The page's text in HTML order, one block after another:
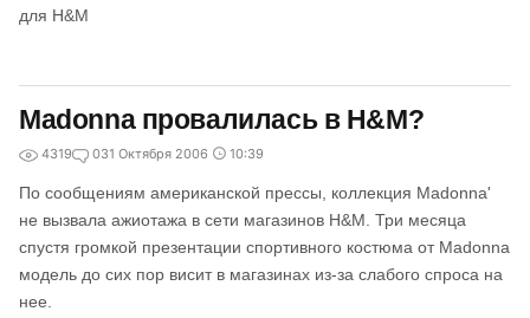
для H&M
Madonna провалилась в H&M?
4319 031 Октября 2006 10:39
По сообщениям американской прессы, коллекция Madonna'
не вызвала ажиотажа в сети магазинов H&M. Три месяца
спустя громкой презентации спортивного костюма от Madonna
модель до сих пор висит в магазинах из-за слабого спроса на
нее.